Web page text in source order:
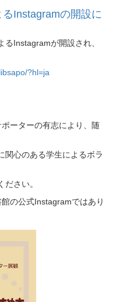
Instagramの開設に
Instagramが開設され、
?hl=ja
ーターの有志により、随
関心のある学生によるボラ
さい。
の公式Instagramではあり